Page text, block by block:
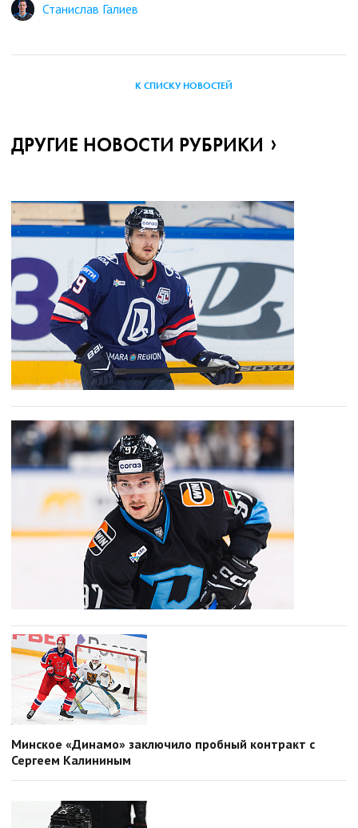
Станислав Галиев
К СПИСКУ НОВОСТЕЙ
ДРУГИЕ НОВОСТИ РУБРИКИ
Минское «Динамо» заключило пробный контракт с
Сергеем Калининым